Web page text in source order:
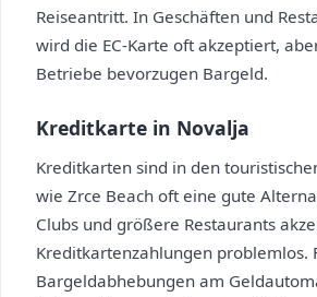
Reiseantritt. In Geschäften und
wird die EC-Karte oft akzeptiert,
Betriebe bevorzugen Bargeld.
Kreditkarte in Novalja
Kreditkarten sind in den
wie Zrce Beach oft eine gute
Clubs und größere Restaurants
Kreditkartenzahlungen problemlos.
Bargeldabhebungen am